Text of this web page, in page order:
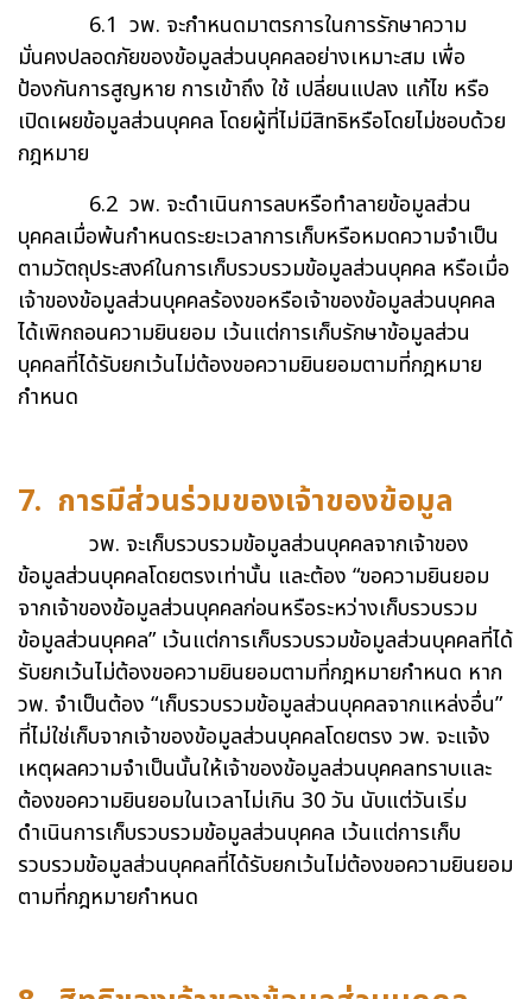
6.1 วพ. จะกำหนดมาตรการในการรักษาความ
มั่นคงปลอดภัยของข้อมูลส่วนบุคคลอย่างเหมาะสม เพื่อ
ป้องกันการสูญหาย การเข้าถึง ใช้ เปลี่ยนแปลง แก้ไข หรือ
เปิดเผยข้อมูลส่วนบุคคล โดยผู้ที่ไม่มีสิทธิหรือโดยไม่ชอบด้วย
กฎหมาย
6.2 วพ. จะดำเนินการลบหรือทำลายข้อมูลส่วน
บุคคลเมื่อพ้นกำหนดระยะเวลาการเก็บหรือหมดความจำเป็น
ตามวัตถุประสงค์ในการเก็บรวบรวมข้อมูลส่วนบุคคล หรือเมื่อ
เจ้าของข้อมูลส่วนบุคคลร้องขอหรือเจ้าของข้อมูลส่วนบุคคล
ได้เพิกถอนความยินยอม เว้นแต่การเก็บรักษาข้อมูลส่วน
บุคคลที่ได้รับยกเว้นไม่ต้องขอความยินยอมตามที่กฎหมาย
กำหนด
7. การมีส่วนร่วมของเจ้าของข้อมูล
วพ. จะเก็บรวบรวมข้อมูลส่วนบุคคลจากเจ้าของ
ข้อมูลส่วนบุคคลโดยตรงเท่านั้น และต้อง “ขอความยินยอม
จากเจ้าของข้อมูลส่วนบุคคลก่อนหรือระหว่างเก็บรวบรวม
ข้อมูลส่วนบุคคล” เว้นแต่การเก็บรวบรวมข้อมูลส่วนบุคคลที่ได้
รับยกเว้นไม่ต้องขอความยินยอมตามที่กฎหมายกำหนด หาก
วพ. จำเป็นต้อง “เก็บรวบรวมข้อมูลส่วนบุคคลจากแหล่งอื่น”
ที่ไม่ใช่เก็บจากเจ้าของข้อมูลส่วนบุคคลโดยตรง วพ. จะแจ้ง
เหตุผลความจำเป็นนั้นให้เจ้าของข้อมูลส่วนบุคคลทราบและ
ต้องขอความยินยอมในเวลาไม่เกิน 30 วัน นับแต่วันเริ่ม
ดำเนินการเก็บรวบรวมข้อมูลส่วนบุคคล เว้นแต่การเก็บ
รวบรวมข้อมูลส่วนบุคคลที่ได้รับยกเว้นไม่ต้องขอความยินยอม
ตามที่กฎหมายกำหนด